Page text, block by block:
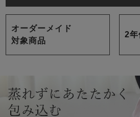
オーダーメイド
対象商品
2年